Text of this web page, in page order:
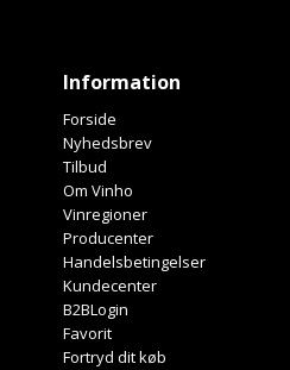
Information
Forside
Nyhedsbrev
Tilbud
Om Vinho
Vinregioner
Producenter
Handelsbetingelser
Kundecenter
B2BLogin
Favorit
Fortryd dit køb